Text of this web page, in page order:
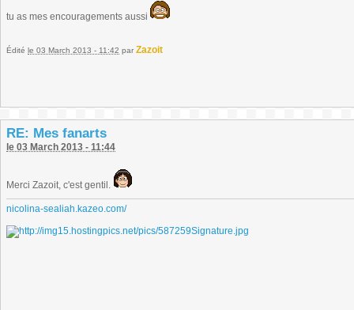
tu as mes encouragements aussi
Édité le 03 March 2013 - 11:42 par Zazoit
RE: Mes fanarts
le 03 March 2013 - 11:44
Merci Zazoit, c'est gentil.
nicolina-sealiah.kazeo.com/